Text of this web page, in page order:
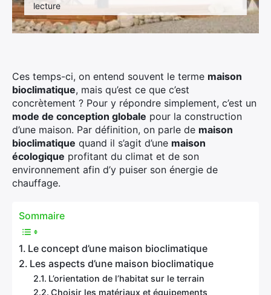
lecture
Ces temps-ci, on entend souvent le terme maison
bioclimatique, mais qu’est ce que c’est
concrètement ? Pour y répondre simplement, c’est un
mode de conception globale pour la construction
d’une maison. Par définition, on parle de maison
bioclimatique quand il s’agit d’une maison
écologique profitant du climat et de son
environnement afin d’y puiser son énergie de
chauffage.
Sommaire
Le concept d’une maison bioclimatique
Les aspects d’une maison bioclimatique
L’orientation de l’habitat sur le terrain
Choisir les matériaux et équipements